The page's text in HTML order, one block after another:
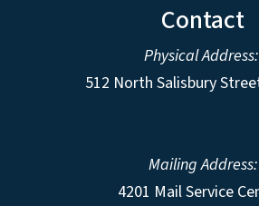
Contact
Physical Address:
512 North Salisbury
Mailing Address:
4201 Mail Service